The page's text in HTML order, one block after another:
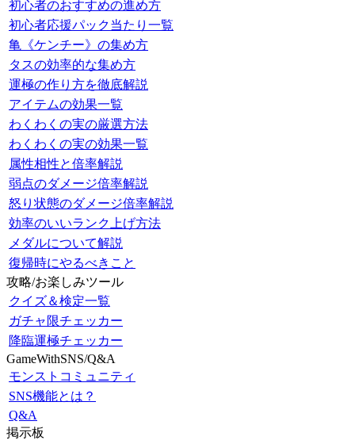
初心者のおすすめの進め方
初心者応援パック当たり一覧
亀《ケンチー》の集め方
タスの効率的な集め方
運極の作り方を徹底解説
アイテムの効果一覧
わくわくの実の厳選方法
わくわくの実の効果一覧
属性相性と倍率解説
弱点のダメージ倍率解説
怒り状態のダメージ倍率解説
効率のいいランク上げ方法
メダルについて解説
復帰時にやるべきこと
攻略/お楽しみツール
クイズ＆検定一覧
ガチャ限チェッカー
降臨運極チェッカー
GameWithSNS/Q&A
モンストコミュニティ
SNS機能とは？
Q&A
掲示板